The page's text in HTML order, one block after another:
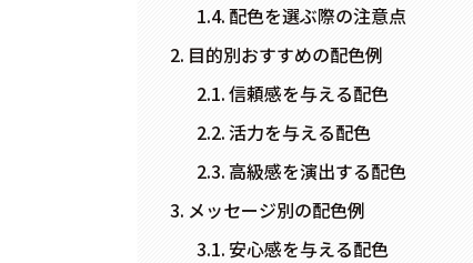
配色を選ぶ際の注意点
目的別おすすめの配色例
信頼感を与える配色
活力を与える配色
高級感を演出する配色
メッセージ別の配色例
安心感を与える配色